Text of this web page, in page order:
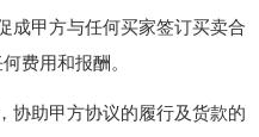
甲方与任何买家签订买卖合
费用和报酬。
助甲方协议的履行及货款的